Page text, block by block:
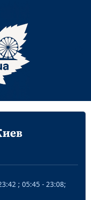
; 05:45 - 23:08;